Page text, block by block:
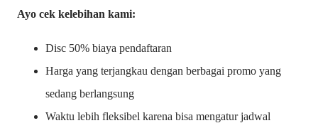
Ayo cek kelebihan kami:
Disc 50% biaya pendaftaran
Harga yang terjangkau dengan berbagai promo yang
sedang berlangsung
Waktu lebih fleksibel karena bisa mengatur jadwal